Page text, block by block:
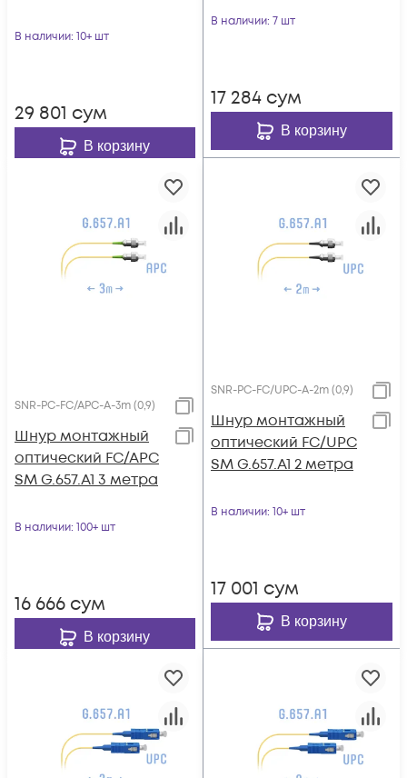
В наличии: 10+ шт
29 801 сум
В корзину
В наличии: 7 шт
17 284 сум
В корзину
SNR-PC-FC/APC-A-3m (0,9)
Шнур монтажный
оптический FC/APC
SM G.657.A1 3 метра
В наличии: 100+ шт
16 666 сум
В корзину
SNR-PC-FC/UPC-A-2m (0,9)
Шнур монтажный
оптический FC/UPC
SM G.657.A1 2 метра
В наличии: 10+ шт
17 001 сум
В корзину